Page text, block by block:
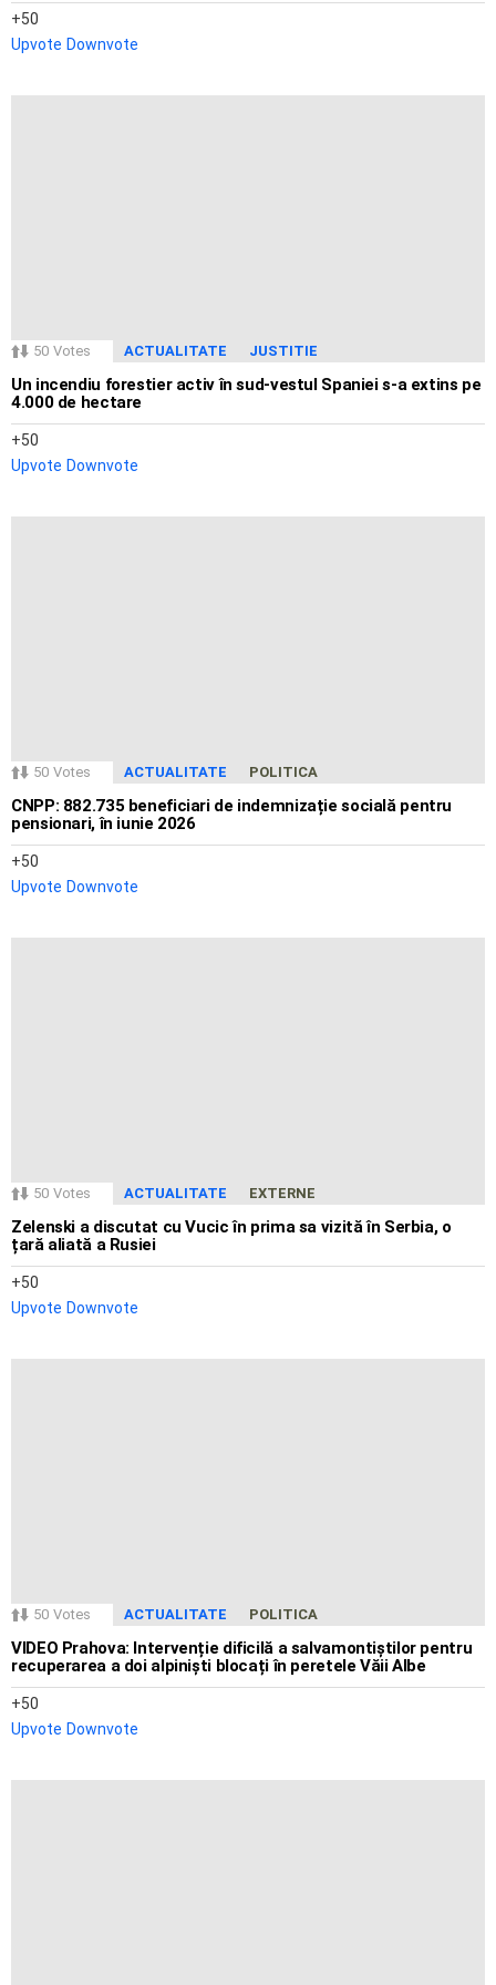
50
Upvote Downvote
50 Votes ACTUALITATE JUSTITIE
Un incendiu forestier activ în sud-vestul Spaniei s-a extins pe
4.000 de hectare
50
Upvote Downvote
50 Votes ACTUALITATE POLITICA
CNPP: 882.735 beneficiari de indemnizație socială pentru
pensionari, în iunie 2026
50
Upvote Downvote
50 Votes ACTUALITATE EXTERNE
Zelenski a discutat cu Vucic în prima sa vizită în Serbia, o
țară aliată a Rusiei
50
Upvote Downvote
50 Votes ACTUALITATE POLITICA
VIDEO Prahova: Intervenție dificilă a salvamontiștilor pentru
recuperarea a doi alpiniști blocați în peretele Văii Albe
50
Upvote Downvote